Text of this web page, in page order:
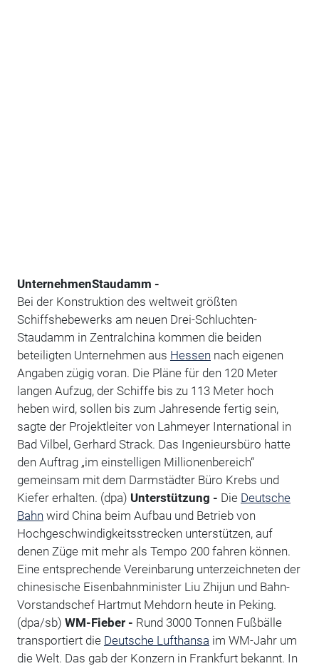
UnternehmenStaudamm -
Bei der Konstruktion des weltweit größten
Schiffshebewerks am neuen Drei-Schluchten-
Staudamm in Zentralchina kommen die beiden
beteiligten Unternehmen aus Hessen nach eigenen
Angaben zügig voran. Die Pläne für den 120 Meter
langen Aufzug, der Schiffe bis zu 113 Meter hoch
heben wird, sollen bis zum Jahresende fertig sein,
sagte der Projektleiter von Lahmeyer International in
Bad Vilbel, Gerhard Strack. Das Ingenieursbüro hatte
den Auftrag „im einstelligen Millionenbereich“
gemeinsam mit dem Darmstädter Büro Krebs und
Kiefer erhalten. (dpa) Unterstützung - Die Deutsche
Bahn wird China beim Aufbau und Betrieb von
Hochgeschwindigkeitsstrecken unterstützen, auf
denen Züge mit mehr als Tempo 200 fahren können.
Eine entsprechende Vereinbarung unterzeichneten der
chinesische Eisenbahnminister Liu Zhijun und Bahn-
Vorstandschef Hartmut Mehdorn heute in Peking.
(dpa/sb) WM-Fieber - Rund 3000 Tonnen Fußbälle
transportiert die Deutsche Lufthansa im WM-Jahr um
die Welt. Das gab der Konzern in Frankfurt bekannt. In